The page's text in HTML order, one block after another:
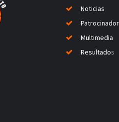
Noticias
Multimedia
Resultados